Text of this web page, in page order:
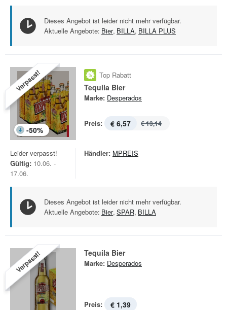
Dieses Angebot ist leider nicht mehr verfügbar.
Aktuelle Angebote: Bier, BILLA, BILLA PLUS
Verpasst!
-50%
Top Rabatt
Tequila Bier
Marke: Desperados
Preis: € 6,57 € 13,14
Leider verpasst!
Gültig: 10.06. -
17.06.
Händler: MPREIS
Dieses Angebot ist leider nicht mehr verfügbar.
Aktuelle Angebote: Bier, SPAR, BILLA
Verpasst! Tequila Bier
Marke: Desperados
Preis: € 1,39